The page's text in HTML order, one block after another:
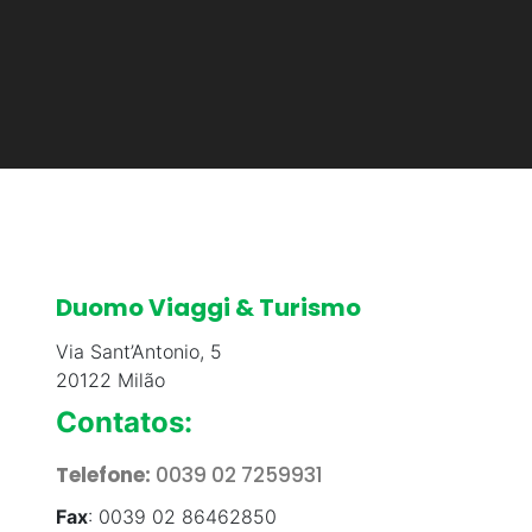
Duomo Viaggi & Turismo
Via Sant’Antonio, 5
20122 Milão
Contatos:
Telefone: 0039 02 7259931
Fax: 0039 02 86462850